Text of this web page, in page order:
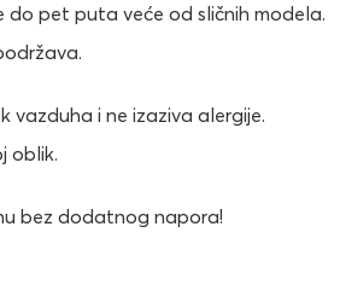
do pet puta veće od sličnih modela.
i ne izaziva alergije.
oblik.
bez dodatnog napora!